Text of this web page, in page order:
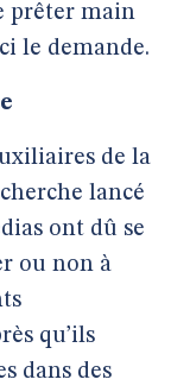
prêter main
le demande.
de la
lancé
ont dû se
ou non à
qu’ils
dans des